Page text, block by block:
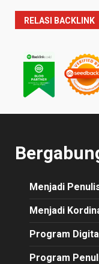
RELASI BACKLINK
Menjadi
Menjadi
Program
Program